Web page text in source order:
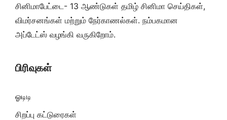
சினிமாபேட்டை- 13 ஆண்டுகள் தமிழ் சினிமா செய்திகள்,
விமர்சனங்கள் மற்றும் நேர்காணல்கள். நம்பகமான
அப்டேட்ஸ் வழங்கி வருகிறோம்.
பிரிவுகள்
ஓடிடி
சிறப்பு கட்டுரைகள்